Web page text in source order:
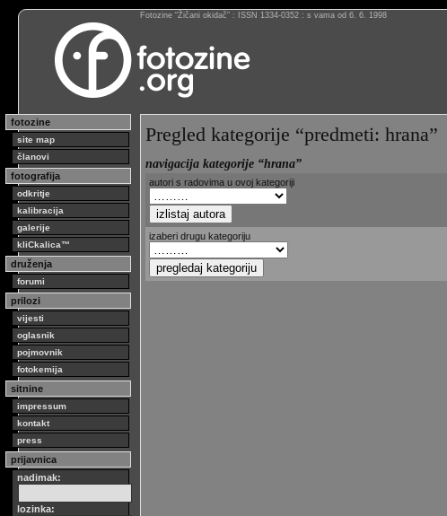
Fotozine “Žičani okidač” : ISSN 1334-0352 : s vama od 6. 6. 1998
fotozine
site map
članovi
fotografija
odkritje
kalibracija
galerije
kliCkalica™
druženja
forumi
prilozi
vijesti
oglasnik
pojmovnik
fotokemija
sitnine
impressum
kontakt
press
prijavnica
nadimak:
lozinka:
Pregled kategorije “predmeti: hrana”
navigacija kategorije “hrana”
autori s radovima u ovoj kategoriji
izaberi drugu kategoriju